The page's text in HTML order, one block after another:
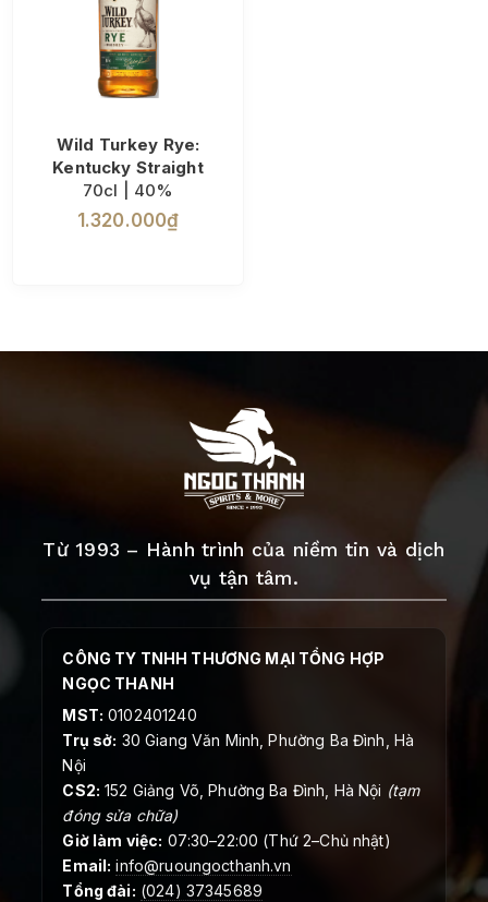
Wild Turkey Rye:
Kentucky Straight
70cl | 40%
1.320.000₫
Từ 1993 – Hành trình của niềm tin và dịch
vụ tận tâm.
CÔNG TY TNHH THƯƠNG MẠI TỔNG HỢP
NGỌC THANH
MST: 0102401240
Trụ sở: 30 Giang Văn Minh, Phường Ba Đình, Hà
Nội
CS2: 152 Giảng Võ, Phường Ba Đình, Hà Nội (tạm
đóng sửa chữa)
Giờ làm việc: 07:30–22:00 (Thứ 2–Chủ nhật)
Email: info@ruoungocthanh.vn
Tổng đài: (024) 37345689